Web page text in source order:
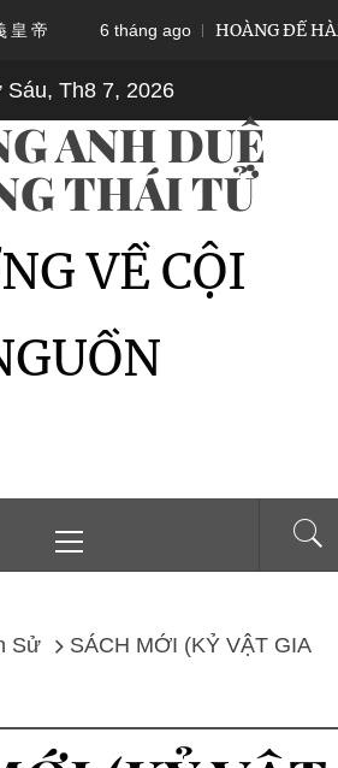
6 tháng ago HOÀNG ĐẾ HÀM
Sáu, Th8 7, 2026
ANH DUỆ
THÁI TỬ
VỀ CỘI
Menu
Sử
SÁCH MỚI (KỶ VẬT GIA